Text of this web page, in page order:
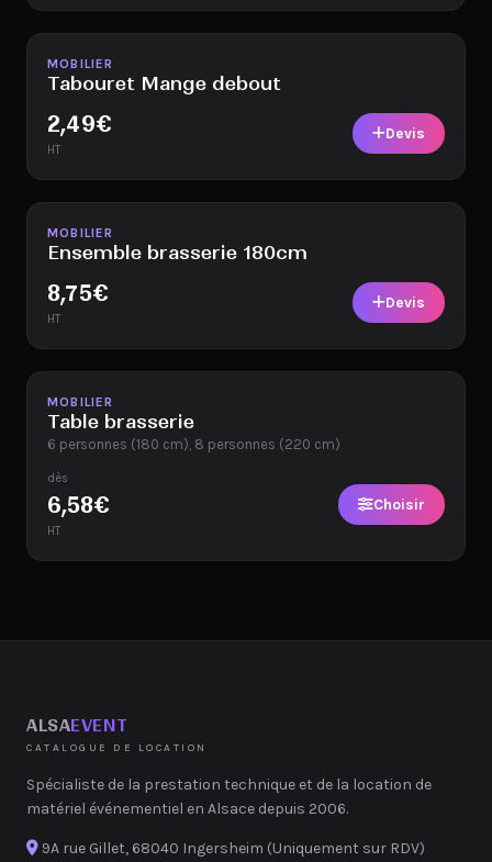
Disponible
MOBILIER
Tabouret Mange debout
2,49€
HT
Devis
Disponible
MOBILIER
Ensemble brasserie 180cm
8,75€
HT
Devis
Disponible
MOBILIER
Table brasserie
6 personnes (180 cm), 8 personnes (220 cm)
dès
6,58€
HT
Choisir
ALSAEVENT
CATALOGUE DE LOCATION
Spécialiste de la prestation technique et de la location de
matériel événementiel en Alsace depuis 2006.
9A rue Gillet, 68040 Ingersheim (Uniquement sur RDV)